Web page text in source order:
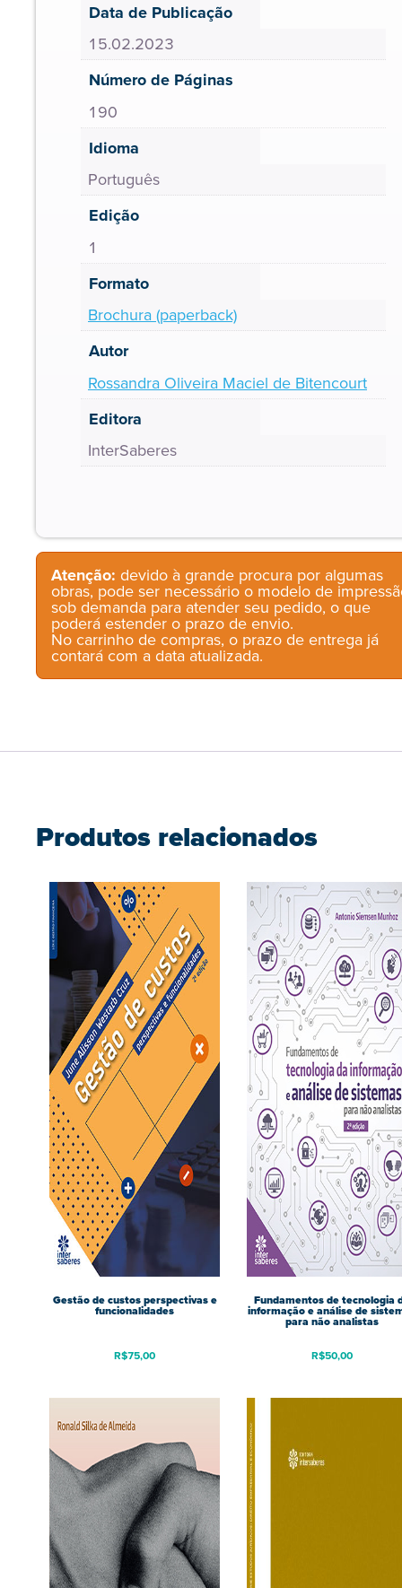
Data de Publicação
15.02.2023
Número de Páginas
190
Idioma
Português
Edição
1
Formato
Brochura (paperback)
Autor
Rossandra Oliveira Maciel de Bitencourt
Editora
InterSaberes
Atenção: devido à grande procura por algumas
obras, pode ser necessário o modelo de
sob demanda para atender seu pedido, o que
poderá estender o prazo de envio.
No carrinho de compras, o prazo de entrega já
contará com a data atualizada.
Produtos relacionados
Gestão de custos perspectivas e
funcionalidades
R$75,00
Fundamentos de tecnologia
informação e análise de
para não analistas
R$50,00